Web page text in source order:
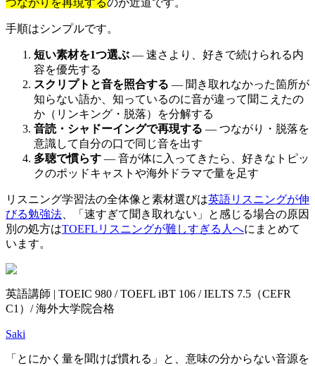
つながりを再現するのが近道です。
手順はシンプルです。
短い素材を1つ選ぶ ― 速さより、好きで続けられる内
容を優先する
スクリプトと音を照合する ― 聞き取れなかった箇所が
知らない語か、知っているのに音が違って聞こえたの
か（リンキング・脱落）を分解する
音読・シャドーイングで再現する ― つながり・脱落を
意識して自分の口で同じ音を出す
多聴で慣らす ― 音が体に入ってきたら、好きなトピッ
クのポッドキャストや海外ドラマで量を足す
リスニング学習法の全体像と素材選びは英語リスニングが伸
びる勉強法 、「速すぎて聞き取れない」と感じる場合の原因
別の処方はTOEFLリスニングが難しすぎる人へにまとめて
います。
英語講師 | TOEIC 980 / TOEFL iBT 106 / IELTS 7.5（CEFR
C1）/ 海外大学院合格
Saki
「とにかく量を聞けば慣れる」と、意味の分からない音源を